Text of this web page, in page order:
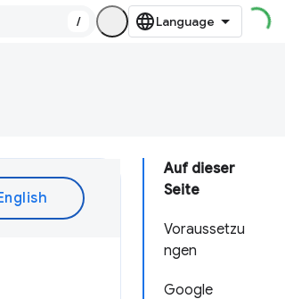
/
Auf dieser
Seite
Voraussetzu
ngen
Google